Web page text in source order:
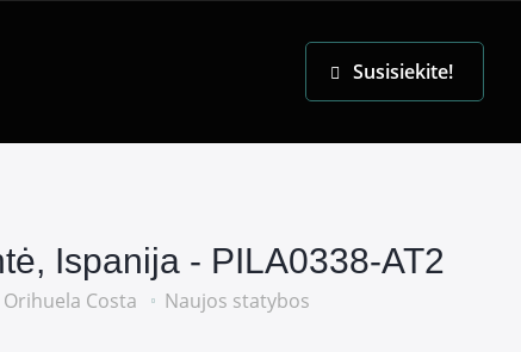
Susisiekite!
Ispanija - PILA0338-AT2
Orihuela Costa Naujos statybos